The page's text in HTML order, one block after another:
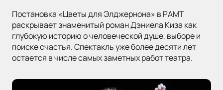
Постановка «Цветы для Элджернона» в РАМТ
раскрывает знаменитый роман Дэниела Киза как
глубокую историю о человеческой душе, выборе и
поиске счастья. Спектакль уже более десяти лет
остается в числе самых заметных работ театра.